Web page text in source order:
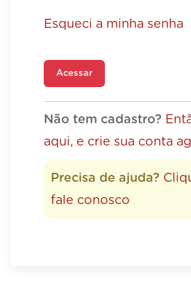
Esqueci a minha senha
Acessar
Não tem cadastro?
aqui, e crie sua conta
Precisa de ajuda?
fale conosco